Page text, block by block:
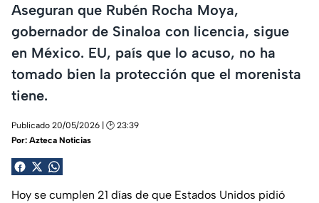
Aseguran que Rubén Rocha Moya,
gobernador de Sinaloa con licencia, sigue
en México. EU, país que lo acuso, no ha
tomado bien la protección que el morenista
tiene.
Publicado 20/05/2026 | 🕑 23:39
Por: Azteca Noticias
Hoy se cumplen 21 días de que Estados Unidos pidió